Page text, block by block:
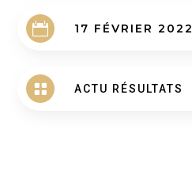
 17 FÉVRIER 2022
 ACTU RÉSULTATS